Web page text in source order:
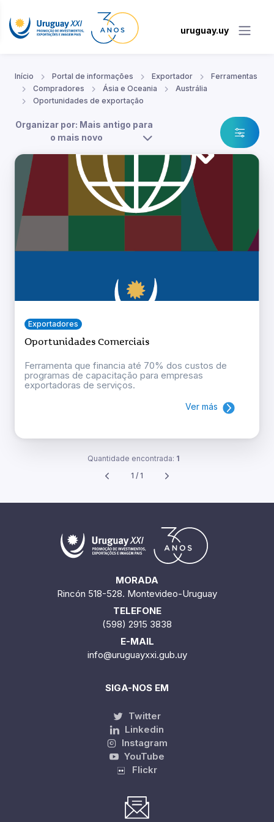
uruguay.uy
Início Portal de informações Exportador
Ferramentas
Compradores
Ásia e Oceania
Austrália
Oportunidades de exportação
Organizar por: Mais antigo para
o mais novo
Exportadores
Oportunidades Comerciais
Ferramenta que financia até 70% dos custos de
programas de capacitação para empresas
exportadoras de serviços.
Ver más
Quantidade encontrada: 1
1 / 1
MORADA
Rincón 518-528. Montevideo-Uruguay
TELEFONE
(598) 2915 3838
E-MAIL
info@uruguayxxi.gub.uy
SIGA-NOS EM
Twitter
Linkedin
Instagram
YouTube
Flickr